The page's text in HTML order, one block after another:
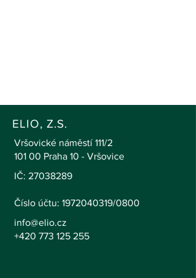
ELIO, Z.S.
Vršovické náměstí 111/2
101 00 Praha 10 - Vršovice
IČ: 27038289
Číslo účtu: 1972040319/0800
info@elio.cz
+420 773 125 255